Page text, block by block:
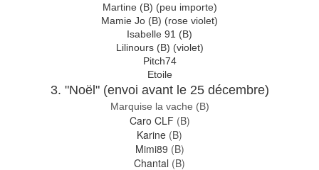
Martine (B) (peu importe)
Mamie Jo (B) (rose violet)
Isabelle 91 (B)
Lilinours (B) (violet)
Pitch74
Etoile
3. "Noël" (envoi avant le 25 décembre)
Marquise la vache (B)
Caro CLF (B)
Karine (B)
Mimi89 (B)
Chantal (B)